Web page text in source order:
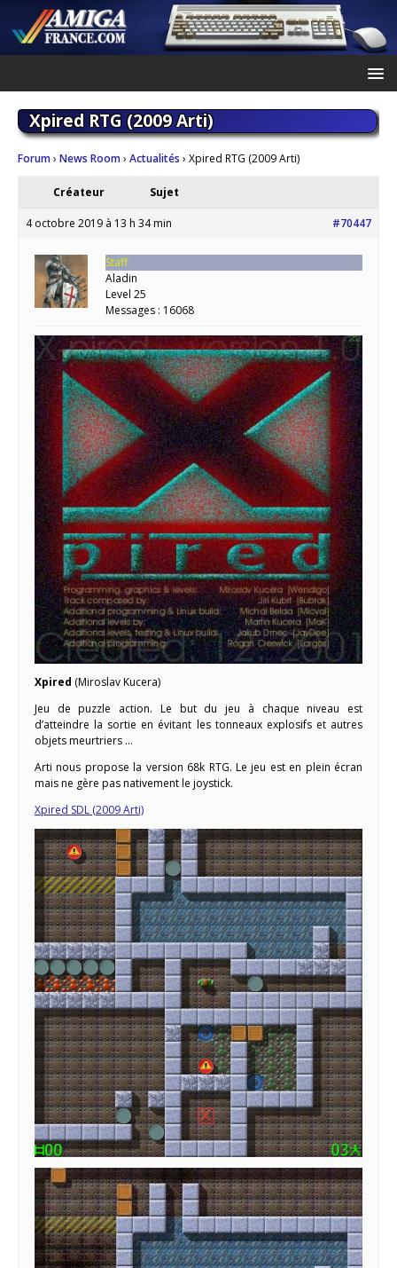
Xpired RTG (2009 Arti)
Forum› News Room› Actualités › Xpired RTG (2009 Arti)
Créateur Sujet
4 octobre 2019 à 13 h 34 min #70447
Staff
Aladin
Level 25
Messages : 16068
Xpired (Miroslav Kucera)
Jeu de puzzle action. Le but du jeu à chaque niveau est
d’atteindre la sortie en évitant les tonneaux explosifs et autres
objets meurtriers …
Arti nous propose la version 68k RTG. Le jeu est en plein écran
mais ne gère pas nativement le joystick.
Xpired SDL (2009 Arti)